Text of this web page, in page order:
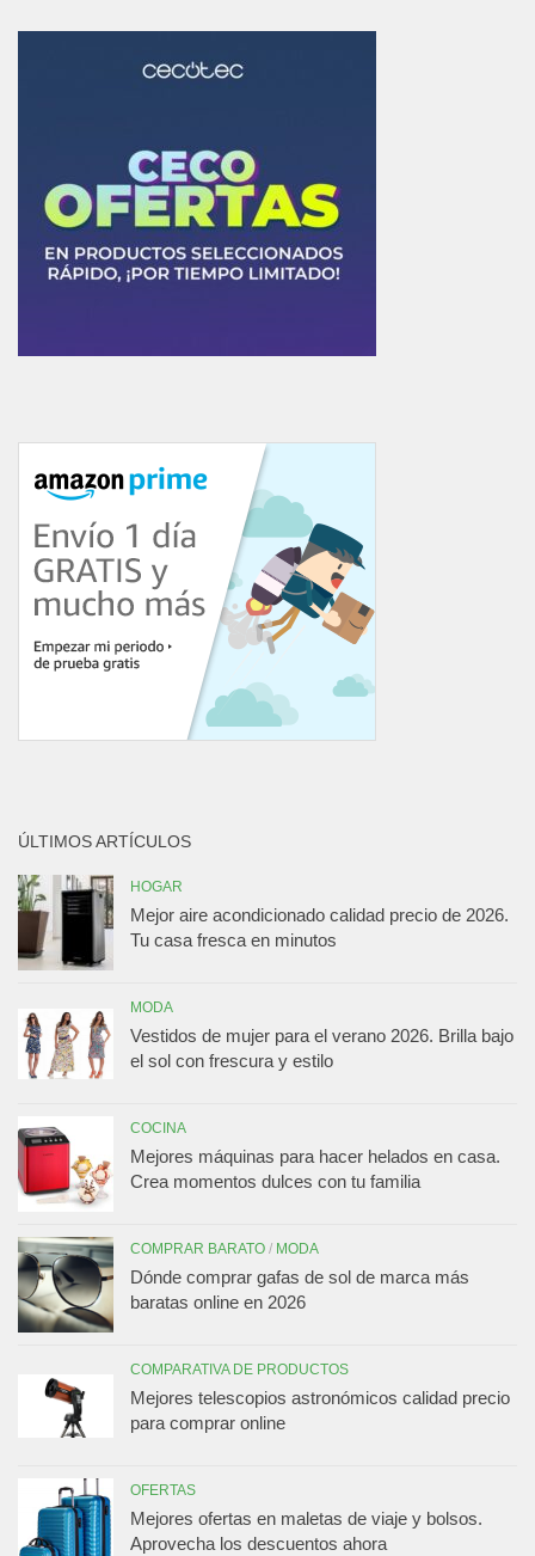
ÚLTIMOS ARTÍCULOS
HOGAR
Mejor aire acondicionado calidad precio de 2026.
Tu casa fresca en minutos
MODA
Vestidos de mujer para el verano 2026. Brilla bajo
el sol con frescura y estilo
COCINA
Mejores máquinas para hacer helados en casa.
Crea momentos dulces con tu familia
COMPRAR BARATO / MODA
Dónde comprar gafas de sol de marca más
baratas online en 2026
COMPARATIVA DE PRODUCTOS
Mejores telescopios astronómicos calidad precio
para comprar online
OFERTAS
Mejores ofertas en maletas de viaje y bolsos.
Aprovecha los descuentos ahora